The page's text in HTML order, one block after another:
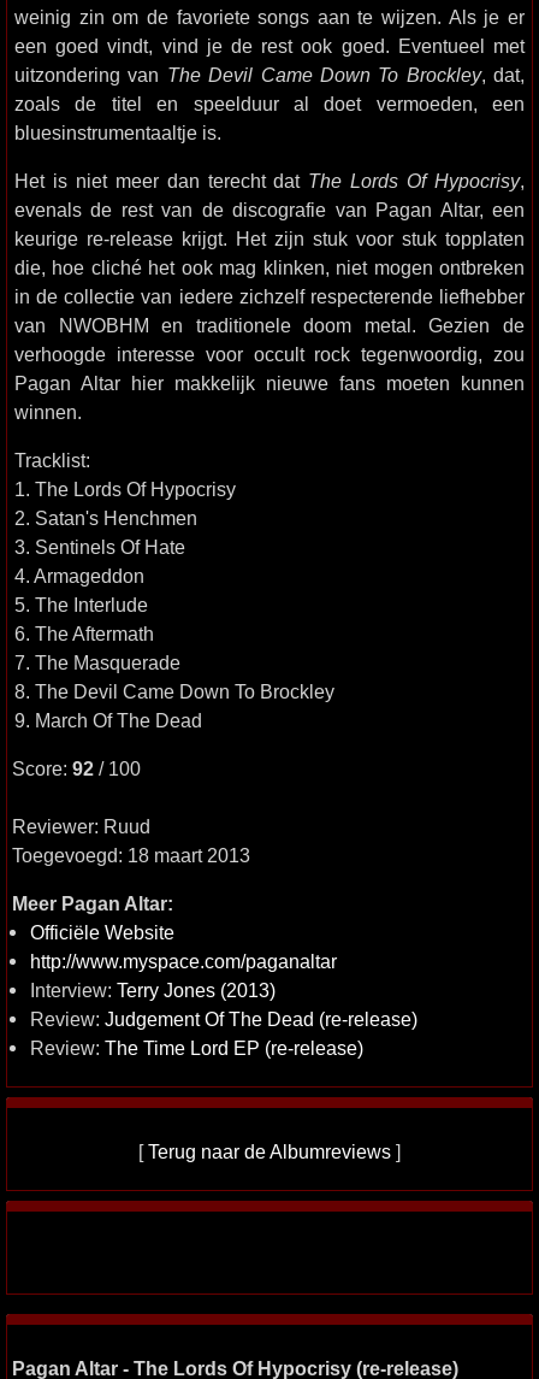
weinig zin om de favoriete songs aan te wijzen. Als je er
een goed vindt, vind je de rest ook goed. Eventueel met
uitzondering van The Devil Came Down To Brockley, dat,
zoals de titel en speelduur al doet vermoeden, een
bluesinstrumentaaltje is.
Het is niet meer dan terecht dat The Lords Of Hypocrisy,
evenals de rest van de discografie van Pagan Altar, een
keurige re-release krijgt. Het zijn stuk voor stuk topplaten
die, hoe cliché het ook mag klinken, niet mogen ontbreken
in de collectie van iedere zichzelf respecterende liefhebber
van NWOBHM en traditionele doom metal. Gezien de
verhoogde interesse voor occult rock tegenwoordig, zou
Pagan Altar hier makkelijk nieuwe fans moeten kunnen
winnen.
Tracklist:
1. The Lords Of Hypocrisy
2. Satan's Henchmen
3. Sentinels Of Hate
4. Armageddon
5. The Interlude
6. The Aftermath
7. The Masquerade
8. The Devil Came Down To Brockley
9. March Of The Dead
Score: 92 / 100
Reviewer: Ruud
Toegevoegd: 18 maart 2013
Meer Pagan Altar:
Officiële Website
http://www.myspace.com/paganaltar
Interview: Terry Jones (2013)
Review: Judgement Of The Dead (re-release)
Review: The Time Lord EP (re-release)
[Terug naar de Albumreviews ]
Pagan Altar - The Lords Of Hypocrisy (re-release)